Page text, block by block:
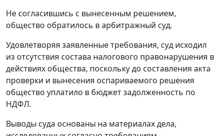
Не согласившись с вынесенным решением,
общество обратилось в арбитражный суд.
Удовлетворяя заявленные требования, суд исходил
из отсутствия состава налогового правонарушения в
действиях общества, поскольку до составления акта
проверки и вынесения оспариваемого решения
общество уплатило в бюджет задолженность по
НДФЛ.
Выводы суда основаны на материалах дела,